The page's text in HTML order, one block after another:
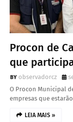
Procon de
que
observadorcz
O Procon Municipal
empresas que
LEIA MAIS »